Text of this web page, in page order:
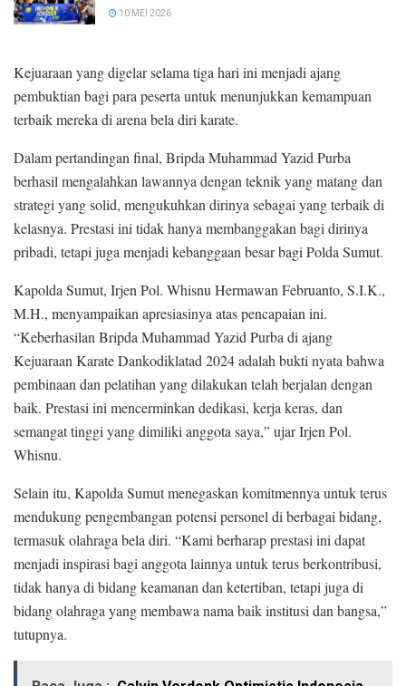
10 MEI 2026
Kejuaraan yang digelar selama tiga hari ini menjadi ajang
pembuktian bagi para peserta untuk menunjukkan kemampuan
terbaik mereka di arena bela diri karate.
Dalam pertandingan final, Bripda Muhammad Yazid Purba
berhasil mengalahkan lawannya dengan teknik yang matang dan
strategi yang solid, mengukuhkan dirinya sebagai yang terbaik di
kelasnya. Prestasi ini tidak hanya membanggakan bagi dirinya
pribadi, tetapi juga menjadi kebanggaan besar bagi Polda Sumut.
Kapolda Sumut, Irjen Pol. Whisnu Hermawan Februanto, S.I.K.,
M.H., menyampaikan apresiasinya atas pencapaian ini.
“Keberhasilan Bripda Muhammad Yazid Purba di ajang
Kejuaraan Karate Dankodiklatad 2024 adalah bukti nyata bahwa
pembinaan dan pelatihan yang dilakukan telah berjalan dengan
baik. Prestasi ini mencerminkan dedikasi, kerja keras, dan
semangat tinggi yang dimiliki anggota saya,” ujar Irjen Pol.
Whisnu.
Selain itu, Kapolda Sumut menegaskan komitmennya untuk terus
mendukung pengembangan potensi personel di berbagai bidang,
termasuk olahraga bela diri. “Kami berharap prestasi ini dapat
menjadi inspirasi bagi anggota lainnya untuk terus berkontribusi,
tidak hanya di bidang keamanan dan ketertiban, tetapi juga di
bidang olahraga yang membawa nama baik institusi dan bangsa,”
tutupnya.